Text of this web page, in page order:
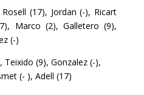
(17), Jordan (-), Ricart
Marco (2), Galletero (9),
(-)
Teixido (9), Gonzalez (-),
(- ), Adell (17)